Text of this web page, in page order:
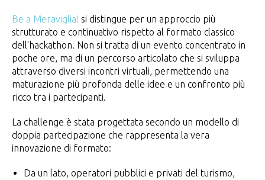
Be a Meraviglia! si distingue per un approccio più
strutturato e continuativo rispetto al formato classico
dell'hackathon. Non si tratta di un evento concentrato in
poche ore, ma di un percorso articolato che si sviluppa
attraverso diversi incontri virtuali, permettendo una
maturazione più profonda delle idee e un confronto più
ricco tra i partecipanti.
La challenge è stata progettata secondo un modello di
doppia partecipazione che rappresenta la vera
innovazione di formato:
Da un lato, operatori pubblici e privati del turismo,